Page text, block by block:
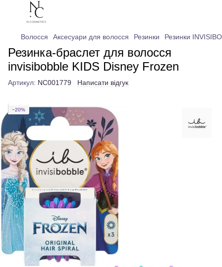
Волосся Аксесуари для волосся Резинки Резинки
Резинка-браслет для волосся
invisibobble KIDS Disney Frozen
Артикул: NC001779 Написати відгук
−20%